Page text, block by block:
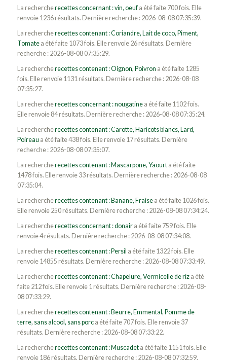
La rechercherecettes concernant : vin, oeufa été faite 700 fois. Elle
renvoie 1236 résultats. Dernière recherche : 2026-08-08 07:35:39.
La rechercherecettes contenant : Coriandre, Lait de coco, Piment,
Tomatea été faite 1073 fois. Elle renvoie 26 résultats. Dernière
recherche : 2026-08-08 07:35:29.
La rechercherecettes contenant : Oignon, Poivron a été faite 1285
fois. Elle renvoie 1131 résultats. Dernière recherche : 2026-08-08
07:35:27.
La rechercherecettes concernant : nougatinea été faite 1102 fois.
Elle renvoie 84 résultats. Dernière recherche : 2026-08-08 07:35:24.
La rechercherecettes contenant : Carotte, Haricots blancs, Lard,
Poireau a été faite 438 fois. Elle renvoie 17 résultats. Dernière
recherche : 2026-08-08 07:35:07.
La rechercherecettes contenant : Mascarpone, Yaourta été faite
1478 fois. Elle renvoie 33 résultats. Dernière recherche : 2026-08-08
07:35:04.
La rechercherecettes contenant : Banane, Fraisea été faite 1026 fois.
Elle renvoie 250 résultats. Dernière recherche : 2026-08-08 07:34:24.
La rechercherecettes concernant : donaira été faite 759 fois. Elle
renvoie 4 résultats. Dernière recherche : 2026-08-08 07:34:08.
La rechercherecettes contenant : Persil a été faite 1322 fois. Elle
renvoie 14855 résultats. Dernière recherche : 2026-08-08 07:33:49.
La rechercherecettes contenant : Chapelure, Vermicelle de riza été
faite 212 fois. Elle renvoie 1 résultats. Dernière recherche : 2026-08-
08 07:33:29.
La rechercherecettes contenant : Beurre, Emmental, Pomme de
terre, sans alcool, sans porca été faite 707 fois. Elle renvoie 37
résultats. Dernière recherche : 2026-08-08 07:33:22.
La rechercherecettes contenant : Muscadeta été faite 1151 fois. Elle
renvoie 186 résultats. Dernière recherche : 2026-08-08 07:32:59.